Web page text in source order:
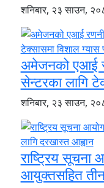
शनिबार, २३ साउन,
अमेजनको एआई
सेन्टरका लागि
शनिबार, २३ साउन,
राष्ट्रिय सूचना
आयुक्तसहित